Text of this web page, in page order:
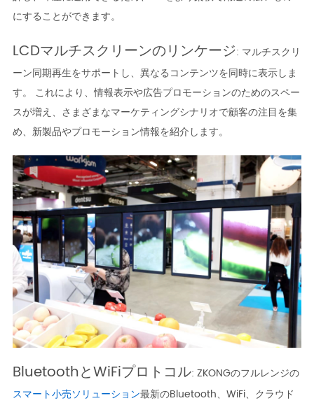
にすることができます。
LCDマルチスクリーンのリンケージ: マルチスクリ
ーン同期再生をサポートし、異なるコンテンツを同時に表示しま
す。 これにより、情報表示や広告プロモーションのためのスペー
スが増え、さまざまなマーケティングシナリオで顧客の注目を集
め、新製品やプロモーション情報を紹介します。
BluetoothとWiFiプロトコル: ZKONGのフルレンジの
スマート小売ソリューション最新のBluetooth、WiFi、クラウド